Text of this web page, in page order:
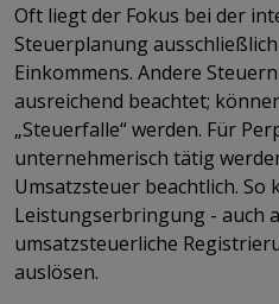
Oft liegt der Fokus bei der
Steuerplanung
Einkommens. Andere
ausreichend beachtet;
„Steuerfalle“ werden. Für
unternehmerisch tätig
Umsatzsteuer beachtlich.
Leistungserbringung - auch
umsatzsteuerliche
auslösen.